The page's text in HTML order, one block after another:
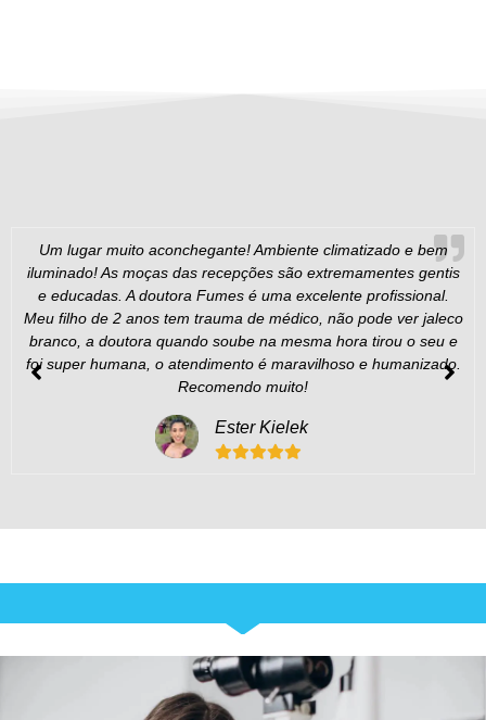
Um lugar muito aconchegante! Ambiente climatizado e bem
iluminado! As moças das recepções são extremamentes gentis
e educadas. A doutora Fumes é uma excelente profissional.
Meu filho de 2 anos tem trauma de médico, não pode ver jaleco
branco, a doutora quando soube na mesma hora tirou o seu e
foi super humana, o atendimento é maravilhoso e humanizado.
Recomendo muito!
Ester Kielek